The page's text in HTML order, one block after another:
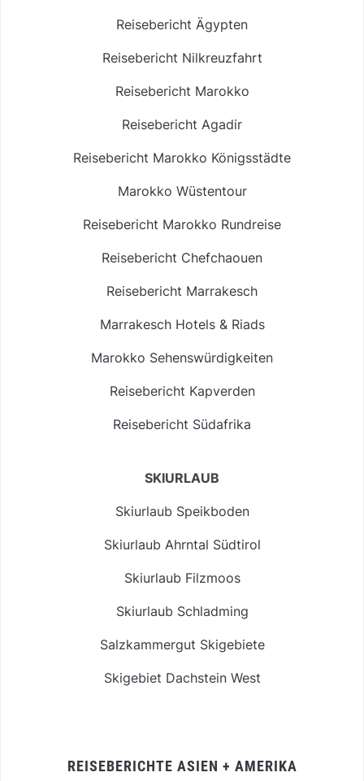
Reisebericht Ägypten
Reisebericht Nilkreuzfahrt
Reisebericht Marokko
Reisebericht Agadir
Reisebericht Marokko Königsstädte
Marokko Wüstentour
Reisebericht Marokko Rundreise
Reisebericht Chefchaouen
Reisebericht Marrakesch
Marrakesch Hotels & Riads
Marokko Sehenswürdigkeiten
Reisebericht Kapverden
Reisebericht Südafrika
SKIURLAUB
Skiurlaub Speikboden
Skiurlaub Ahrntal Südtirol
Skiurlaub Filzmoos
Skiurlaub Schladming
Salzkammergut Skigebiete
Skigebiet Dachstein West
REISEBERICHTE ASIEN + AMERIKA